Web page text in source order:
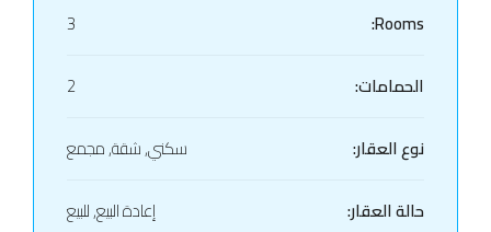
Rooms:
3
الحمامات:
2
نوع العقار:
سكني, شقة, مجمع
حالة العقار:
إعادة البيع, للبيع